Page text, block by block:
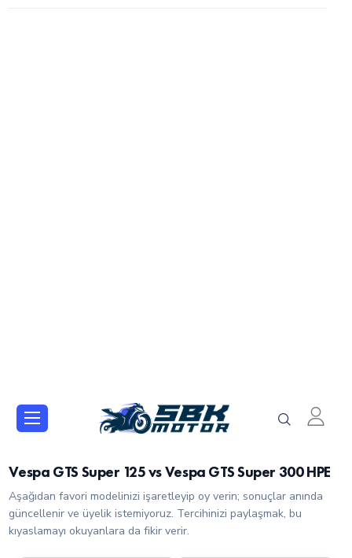
Vespa GTS Super 125 vs Vespa GTS Super 300 HPE
Aşağıdan favori modelinizi işaretleyip oy verin; sonuçlar anında
güncellenir ve üyelik istemiyoruz. Tercihinizi paylaşmak, bu
kıyaslamayı okuyanlara da fikir verir.